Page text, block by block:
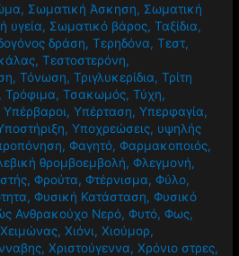
, Σωματική Άσκηση, Σωματική
υγεία, Σωματικό βάρος,Ταξίδια,
δράση,Τερηδόνα,Τεστ,
,Τεστοστερόνη,
,Τόνωση,Τριγλυκερίδια,Τρίτη
,Τρόφιμα,Τσακωμός,Τύχη,
Υπέρβαροι,Υπέρταση,Υπερφαγία,
,Υποχρεώσεις, υψηλής
,Φαγητό,Φαρμακοποιός,
θρομβοεμβολή,Φλεγμονή,
,Φρούτα,Φτέρνισμα,Φύλο,
,Φυσική Κατάσταση,Φυσικό
Ανθρακούχο Νερό,Φυτό,Φως,
Χειμώνας,Χιόνι,Χιούμορ,
,Χριστούγεννα,Χρόνιο στρες,